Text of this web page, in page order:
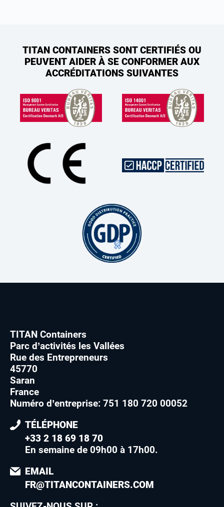
TITAN CONTAINERS SONT CERTIFIÉS OU
PEUVENT AIDER À SE CONFORMER AUX
ACCRÉDITATIONS SUIVANTES
TITAN Containers
Parc d’activités les Vallées
Rue des Entrepreneurs
45770
Saran
France
Numéro d’entreprise: 751 180 720 00052
TÉLÉPHONE
+33 2 18 69 18 70
En semaine de 09h00 à 17h00.
EMAIL
FR@TITANCONTAINERS.COM